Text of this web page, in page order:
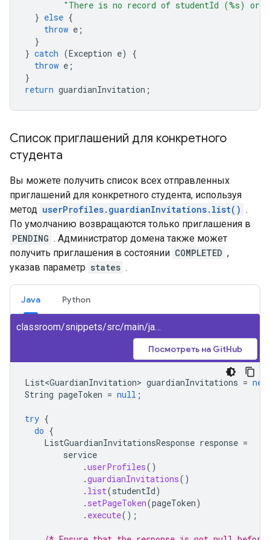
"There is no record of studentId (%s)
} else {
throw e ;
}
} catch (Exception e)
{
throw e ;
}
return guardianInvitation ;
Список приглашений для конкретного
студента
Вы можете получить список всех отправленных
приглашений для конкретного студента, используя
метод userProfiles.guardianInvitations.list() .
По умолчанию возвращаются только приглашения в
PENDING . Администратор домена также может
получить приглашения в состоянии COMPLETED ,
указав параметр states .
Java Python
classroom/snippets/src/main/java/ListGuardianInvitationsByStudent.java
Посмотреть на GitHub
List<GuardianInvitation> guardianInvitations = new
String pageToken = null ;
try {
do {
ListGuardianInvitationsResponse response =
service
.userProfiles()
.guardianInvitations()
. list(studentId)
. setPageToken(pageToken)
. execute();